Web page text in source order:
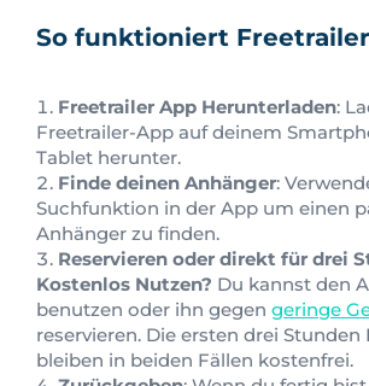
So funktioniert
Freetrailer App Herunterladen:
Freetrailer-App auf deinem
Tablet herunter.
Finde deinen Anhänger:
Suchfunktion in der App um einen
Anhänger zu finden.
Reservieren oder direkt für drei
Kostenlos Nutzen? Du kannst den
benutzen oder ihn gegen geringe
reservieren. Die ersten drei Stunden
bleiben in beiden Fällen kostenfrei.